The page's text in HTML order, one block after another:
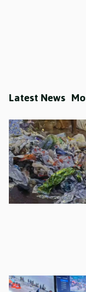
Latest News